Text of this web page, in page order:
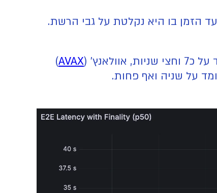
הזמן בו היא נקלטת על גבי הרשת.
(
AVAX
)